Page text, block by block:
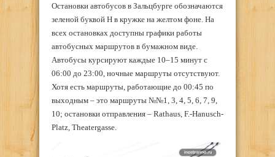
Остановки автобусов в Зальцбурге обозначаются
зеленой буквой H в кружке на желтом фоне. На
всех остановках доступны графики работы
автобусных маршрутов в бумажном виде.
Автобусы курсируют каждые 10–15 минут с
06:00 до 23:00, ночные маршруты отсутствуют.
Хотя есть маршруты, работающие до 00:45 по
выходным – это маршруты №№1, 3, 4, 5, 6, 7, 9,
10; остановки отправления – Rathaus, F.-Hanusch-
Platz, Theatergasse.